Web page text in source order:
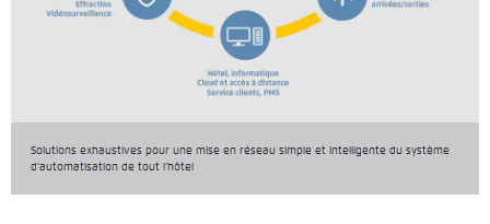
Solutions exhaustives pour une mise en réseau simple et intelligente du système
d’automatisation de tout l’hôtel